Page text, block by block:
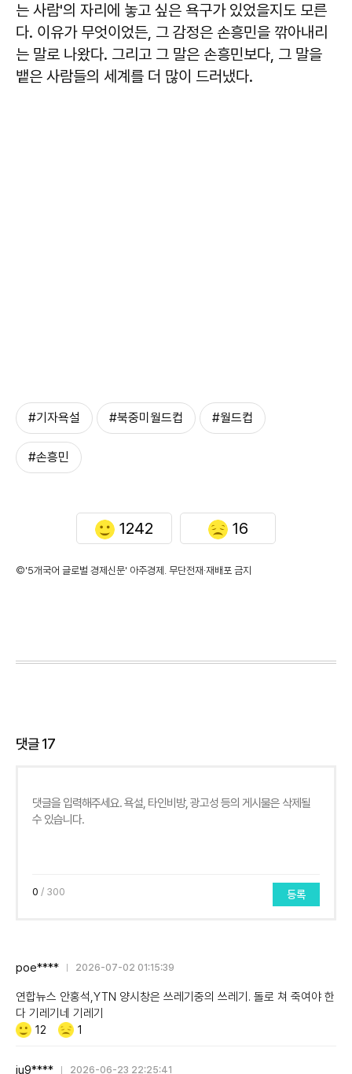
는 사람'의 자리에 놓고 싶은 욕구가 있었을지도 모른
다. 이유가 무엇이었든, 그 감정은 손흥민을 깎아내리
는 말로 나왔다. 그리고 그 말은 손흥민보다, 그 말을
뱉은 사람들의 세계를 더 많이 드러냈다.
#기자욕설 #북중미월드컵 #월드컵
#손흥민
1242 16
©'5개국어 글로벌 경제신문' 아주경제. 무단전재·재배포 금지
댓글17
0 / 300 등록
poe**** 2026-07-02 01:15:39
연합뉴스 안홍석,YTN 양시창은 쓰레기중의 쓰레기. 돌로 쳐 죽여야 한
다 기레기네 기레기
Like/Dislike
공
12
비
1
ju9**** 2026-06-23 22:25:41